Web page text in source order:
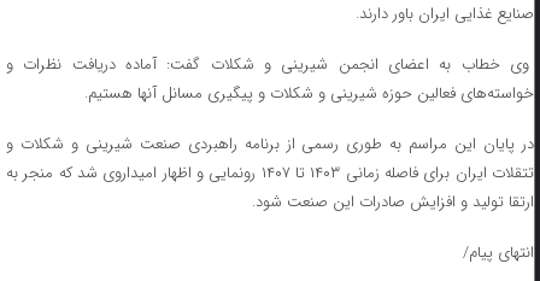
صنایع غذایی ایران باور دارند.
وی خطاب به اعضای انجمن شیرینی و شکلات گفت: آماده دریافت نظرات و
خواسته‌های فعالین حوزه شیرینی و شکلات و پیگیری مسانل آنها هستیم.
در پایان این مراسم به طوری رسمی از برنامه راهبردی صنعت شیرینی و شکلات و
تتقلات ایران برای فاصله زمانی ۱۴۰۳ تا ۱۴۰۷ رونمایی و اظهار امیداروی شد که منجر به
ارتقا تولید و افزایش صادرات این صنعت شود.
انتهای پیام/